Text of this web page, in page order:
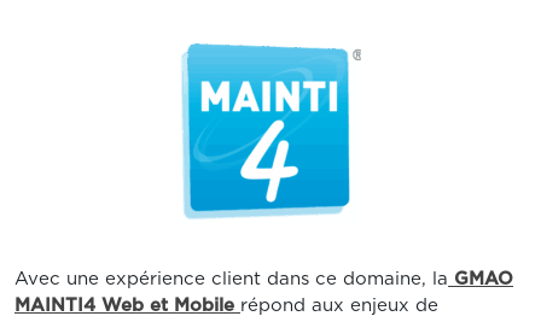
Avec une expérience client dans ce domaine, la GMAO
MAINTI4 Web et Mobile répond aux enjeux de